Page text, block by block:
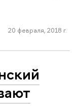
20 февраля, 2018 г.